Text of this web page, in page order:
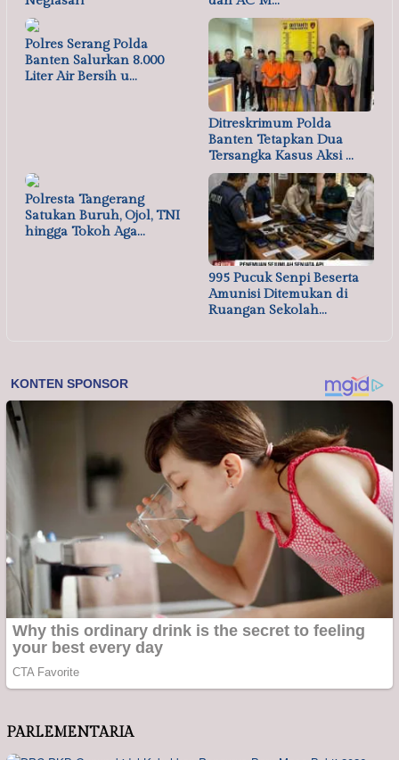
Polres Serang Polda
Banten Salurkan 8.000
Liter Air Bersih u…
Ditreskrimum Polda
Banten Tetapkan Dua
Tersangka Kasus Aksi …
Polresta Tangerang
Satukan Buruh, Ojol, TNI
hingga Tokoh Aga…
995 Pucuk Senpi Beserta
Amunisi Ditemukan di
Ruangan Sekolah…
PARLEMENTARIA